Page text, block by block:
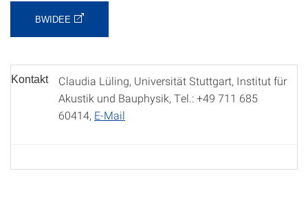
BWIDEE
Kontakt
Claudia Lüling, Universität Stuttgart, Institut für
Akustik und Bauphysik, Tel.: +49 711 685
60414, E-Mail